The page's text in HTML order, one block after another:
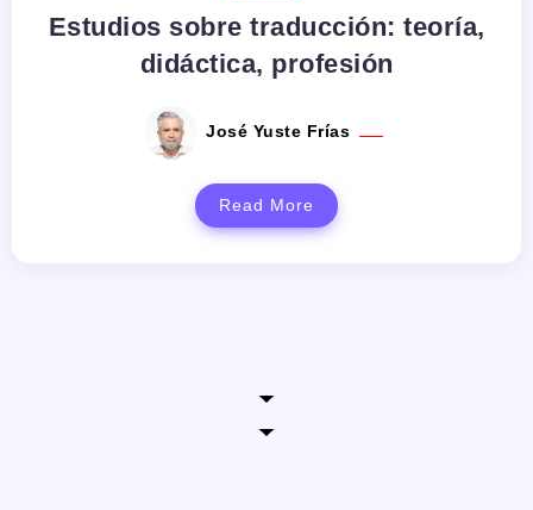
Estudios sobre traducción: teoría,
didáctica, profesión
José Yuste Frías
Read More